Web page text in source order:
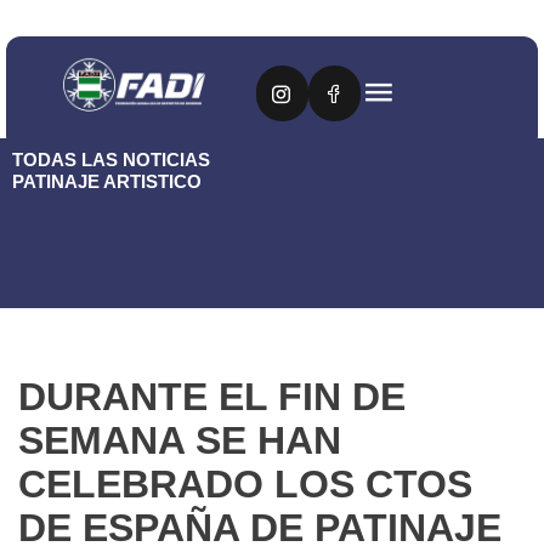
TODAS LAS NOTICIAS
PATINAJE ARTISTICO
DURANTE EL FIN DE
SEMANA SE HAN
CELEBRADO LOS CTOS
DE ESPAÑA DE PATINAJE